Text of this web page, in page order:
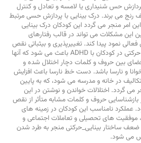
حس شنیداری یا لامسه و تعادل و کنترل
می­ برند. درک بینایی با پردازش حسی مرتبط
امر منجر می­ گردد این کودکان درک بینایی
این مشکلات می ­تواند در قالب رفتارهای
نمود پیدا کند. تغییرپذیری و بی­ثباتی نقص
ادراک بینایی و مهارت های حرکتی در کودکان با ADHD باعث می­ شود که آنها
بین حروف و کلمات دچار اختلال شده و
و نارسا باشد. دست خط نارسا باعث افزایش
در خانه و مدرسه می­ شود، که به پایین
گردد. اختلالات خواندن و نوشتن در این
حروف و کلمات مشابه متأثر از نقص
عملکرد نامناسب این کودکان در زمینه­ های
موفقیت­ های تحصیلی و تعاملات اجتماعی و
ساختار بینایی_حرکتی منجر به طرد شدن
می­ شود.